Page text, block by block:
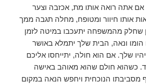
אתה רואה אותו מת, אכזבה וצער
אותו חיוור ומטופח, מחלה תגבה ממך
שחלק מהמשפחה יתעכבו במיטה לזמן
הומו ונאה, הבית שלך יתמלא באושר
שלך. אם הוא חולה, יתייחסו אליכם
כשהוא חולם שהוא מאוהב באישה
מסביבתו הנוכחית ויחפש הנאה במקום